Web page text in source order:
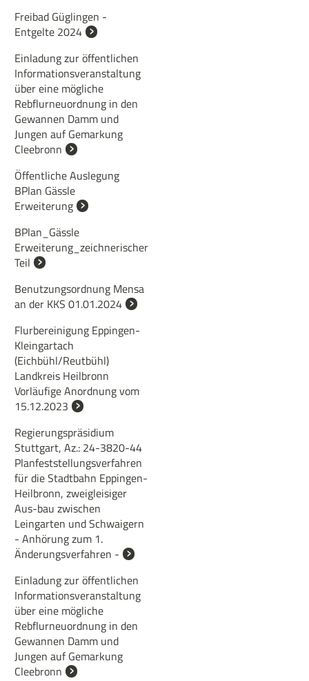
Freibad Güglingen -
Entgelte 2024
Einladung zur öffentlichen
Informationsveranstaltung
über eine mögliche
Rebflurneuordnung in den
Gewannen Damm und
Jungen auf Gemarkung
Cleebronn
Öffentliche Auslegung
BPlan Gässle
Erweiterung
BPlan_Gässle
Erweiterung_zeichnerischer
Teil
Benutzungsordnung Mensa
an der KKS 01.01.2024
Flurbereinigung Eppingen-
Kleingartach
(Eichbühl/Reutbühl)
Landkreis Heilbronn
Vorläufige Anordnung vom
15.12.2023
Regierungspräsidium
Stuttgart, Az.: 24-3820-44
Planfeststellungsverfahren
für die Stadtbahn Eppingen-
Heilbronn, zweigleisiger
Aus-bau zwischen
Leingarten und Schwaigern
- Anhörung zum 1.
Änderungsverfahren -
Einladung zur öffentlichen
Informationsveranstaltung
über eine mögliche
Rebflurneuordnung in den
Gewannen Damm und
Jungen auf Gemarkung
Cleebronn